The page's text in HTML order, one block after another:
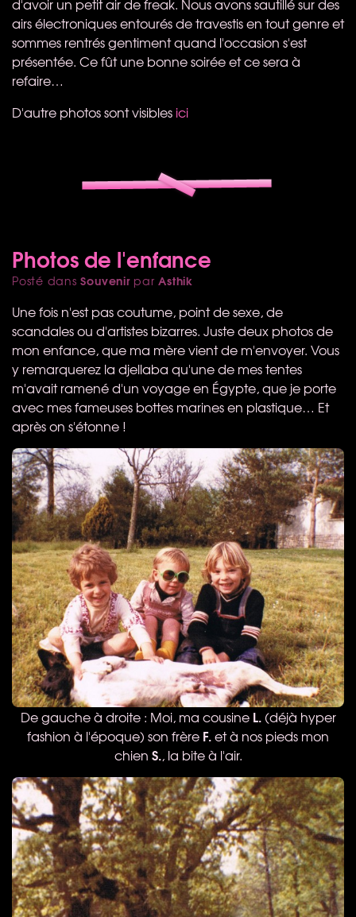
airs électroniques entourés de travestis en tout genre et
sommes rentrés gentiment quand l'occasion s'est
présentée. Ce fût une bonne soirée et ce sera à
refaire…
D'autre photos sont visibles ici
Photos de l'enfance
Posté dansSouvenirparAsthik
Une fois n'est pas coutume, point de sexe, de
scandales ou d'artistes bizarres. Juste deux photos de
mon enfance, que ma mère vient de m'envoyer. Vous
y remarquerez la djellaba qu'une de mes tentes
m'avait ramené d'un voyage en Égypte, que je porte
avec mes fameuses bottes marines en plastique… Et
après on s'étonne !
De gauche à droite : Moi, ma cousine L.(déjà hyper
fashion à l'époque) son frère F.et à nos pieds mon
chien S., la bite à l'air.